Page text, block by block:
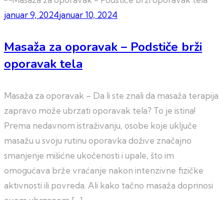
januar 9, 2024januar 10, 2024
Masaža za oporavak – Podstiče brži
oporavak tela
Masaža za oporavak – Da li ste znali da masaža terapija
zapravo može ubrzati oporavak tela? To je istina!
Prema nedavnom istraživanju, osobe koje uključe
masažu u svoju rutinu oporavka dožive značajno
smanjenje mišićne ukočenosti i upale, što im
omogućava brže vraćanje nakon intenzivne fizičke
aktivnosti ili povreda. Ali kako tačno masaža doprinosi